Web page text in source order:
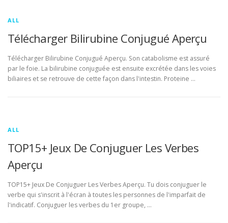
ALL
Télécharger Bilirubine Conjugué Aperçu
Télécharger Bilirubine Conjugué Aperçu. Son catabolisme est assuré
par le foie. La bilirubine conjuguée est ensuite excrétée dans les voies
biliaires et se retrouve de cette façon dans l'intestin. Proteine …
ALL
TOP15+ Jeux De Conjuguer Les Verbes
Aperçu
TOP15+ Jeux De Conjuguer Les Verbes Aperçu. Tu dois conjuguer le
verbe qui s'inscrit à l'écran à toutes les personnes de l'imparfait de
l'indicatif. Conjuguer les verbes du 1er groupe, …